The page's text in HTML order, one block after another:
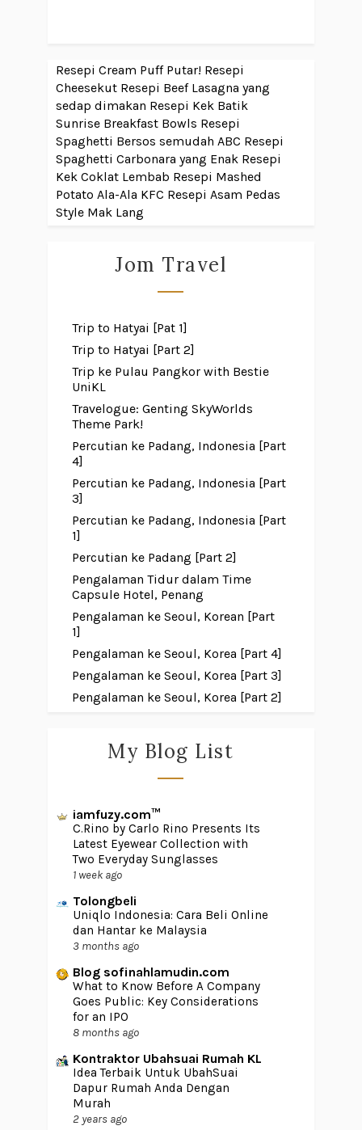
Resepi Cream Puff Putar! Resepi
Cheesekut Resepi Beef Lasagna yang
sedap dimakan Resepi Kek Batik
Sunrise Breakfast Bowls Resepi
Spaghetti Bersos semudah ABC Resepi
Spaghetti Carbonara yang Enak Resepi
Kek Coklat Lembab Resepi Mashed
Potato Ala-Ala KFC Resepi Asam Pedas
Style Mak Lang
Jom Travel
Trip to Hatyai [Pat 1]
Trip to Hatyai [Part 2]
Trip ke Pulau Pangkor with Bestie
UniKL
Travelogue: Genting SkyWorlds
Theme Park!
Percutian ke Padang, Indonesia [Part
4]
Percutian ke Padang, Indonesia [Part
3]
Percutian ke Padang, Indonesia [Part
1]
Percutian ke Padang [Part 2]
Pengalaman Tidur dalam Time
Capsule Hotel, Penang
Pengalaman ke Seoul, Korean [Part
1]
Pengalaman ke Seoul, Korea [Part 4]
Pengalaman ke Seoul, Korea [Part 3]
Pengalaman ke Seoul, Korea [Part 2]
My Blog List
iamfuzy.com™
C.Rino by Carlo Rino Presents Its
Latest Eyewear Collection with
Two Everyday Sunglasses
1 week ago
Tolongbeli
Uniqlo Indonesia: Cara Beli Online
dan Hantar ke Malaysia
3 months ago
Blog sofinahlamudin.com
What to Know Before A Company
Goes Public: Key Considerations
for an IPO
8 months ago
Kontraktor Ubahsuai Rumah KL
Idea Terbaik Untuk UbahSuai
Dapur Rumah Anda Dengan
Murah
2 years ago